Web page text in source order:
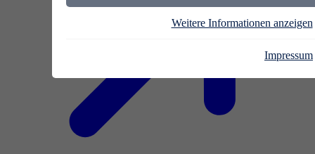
Weitere Informationen anzeigen
Impressum